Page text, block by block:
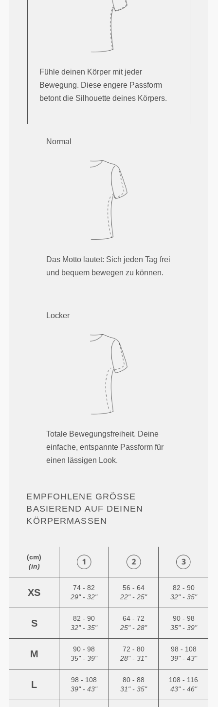
Fühle deinen Körper mit jeder
Bewegung. Diese engere Passform
betont die Silhouette deines Körpers.
Normal
Das Motto lautet: Sich jeden Tag frei
und bequem bewegen zu können.
Locker
Totale Bewegungsfreiheit. Deine
einfache, entspannte Passform für
einen lässigen Look.
EMPFOHLENE GRÖSSE B
ASIEREND AUF DEINEN K
ÖRPERMASSEN
(cm)
(in)
XS
74 - 82
29" - 32"
56 - 64
22" - 25"
82 - 90
32" - 35"
S
82 - 90
32" - 35"
64 - 72
25" - 28"
90 - 98
35" - 39"
M
90 - 98
35" - 39"
72 - 80
28" - 31"
98 - 108
39" - 43"
L
98 - 108
39" - 43"
80 - 88
31" - 35"
108 - 116
43" - 46"